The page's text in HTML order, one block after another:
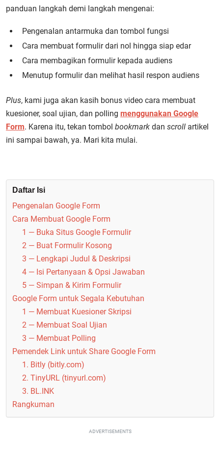
panduan langkah demi langkah mengenai:
Pengenalan antarmuka dan tombol fungsi
Cara membuat formulir dari nol hingga siap edar
Cara membagikan formulir kepada audiens
Menutup formulir dan melihat hasil respon audiens
Plus, kami juga akan kasih bonus video cara membuat
kuesioner, soal ujian, dan polling menggunakan Google
Form. Karena itu, tekan tombol bookmark dan scroll artikel
ini sampai bawah, ya. Mari kita mulai.
Daftar Isi
Pengenalan Google Form
Cara Membuat Google Form
1 — Buka Situs Google Formulir
2 — Buat Formulir Kosong
3 — Lengkapi Judul & Deskripsi
4 — Isi Pertanyaan & Opsi Jawaban
5 — Simpan & Kirim Formulir
Google Form untuk Segala Kebutuhan
1 — Membuat Kuesioner Skripsi
2 — Membuat Soal Ujian
3 — Membuat Polling
Pemendek Link untuk Share Google Form
1. Bitly (bitly.com)
2. TinyURL (tinyurl.com)
3. BL.INK
Rangkuman
ADVERTISEMENTS